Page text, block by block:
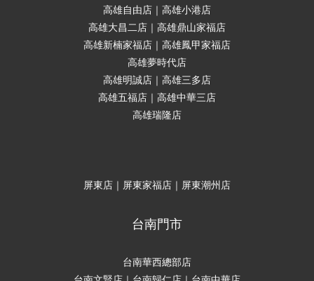
高雄自由店｜高雄小港店
高雄大昌二店｜高雄鼎山家福店
高雄新楠家福店｜高雄鳳甲家福店
高雄夢時代店
高雄明誠店｜高雄三多店
高雄五福店｜高雄中華三店
高雄瑞隆店
屏東店｜屏東家福店｜屏東潮州店
台南門市
台南華西總部店